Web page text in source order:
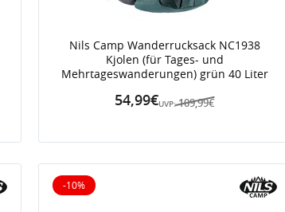
Nils Camp Wanderrucksack NC1938
Kjolen (für Tages- und
Mehrtageswanderungen) grün 40 Liter
UVP: 109,99€
54,99€
-10%
10% reduziert